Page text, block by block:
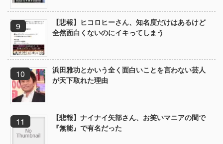
【悲報】ヒコロヒーさん、知名度だけはあるけど
全然面白くないのにイキってしまう
浜田雅功とかいう全く面白いことを言わない芸人
が天下取れた理由
【悲報】ナイナイ矢部さん、お笑いマニアの間で
『無能』で有名だった